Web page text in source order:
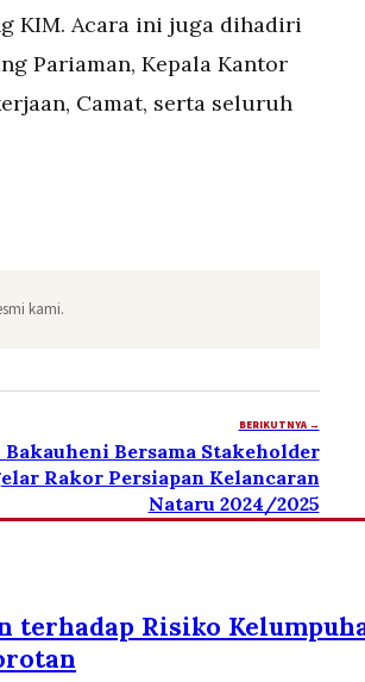
KIM. Acara ini juga dihadiri
Pariaman, Kepala Kantor
Camat, serta seluruh
kami.
BERIKUTNYA →
Bakauheni Bersama Stakeholder
Rakor Persiapan Kelancaran
Nataru 2024/2025
terhadap Risiko